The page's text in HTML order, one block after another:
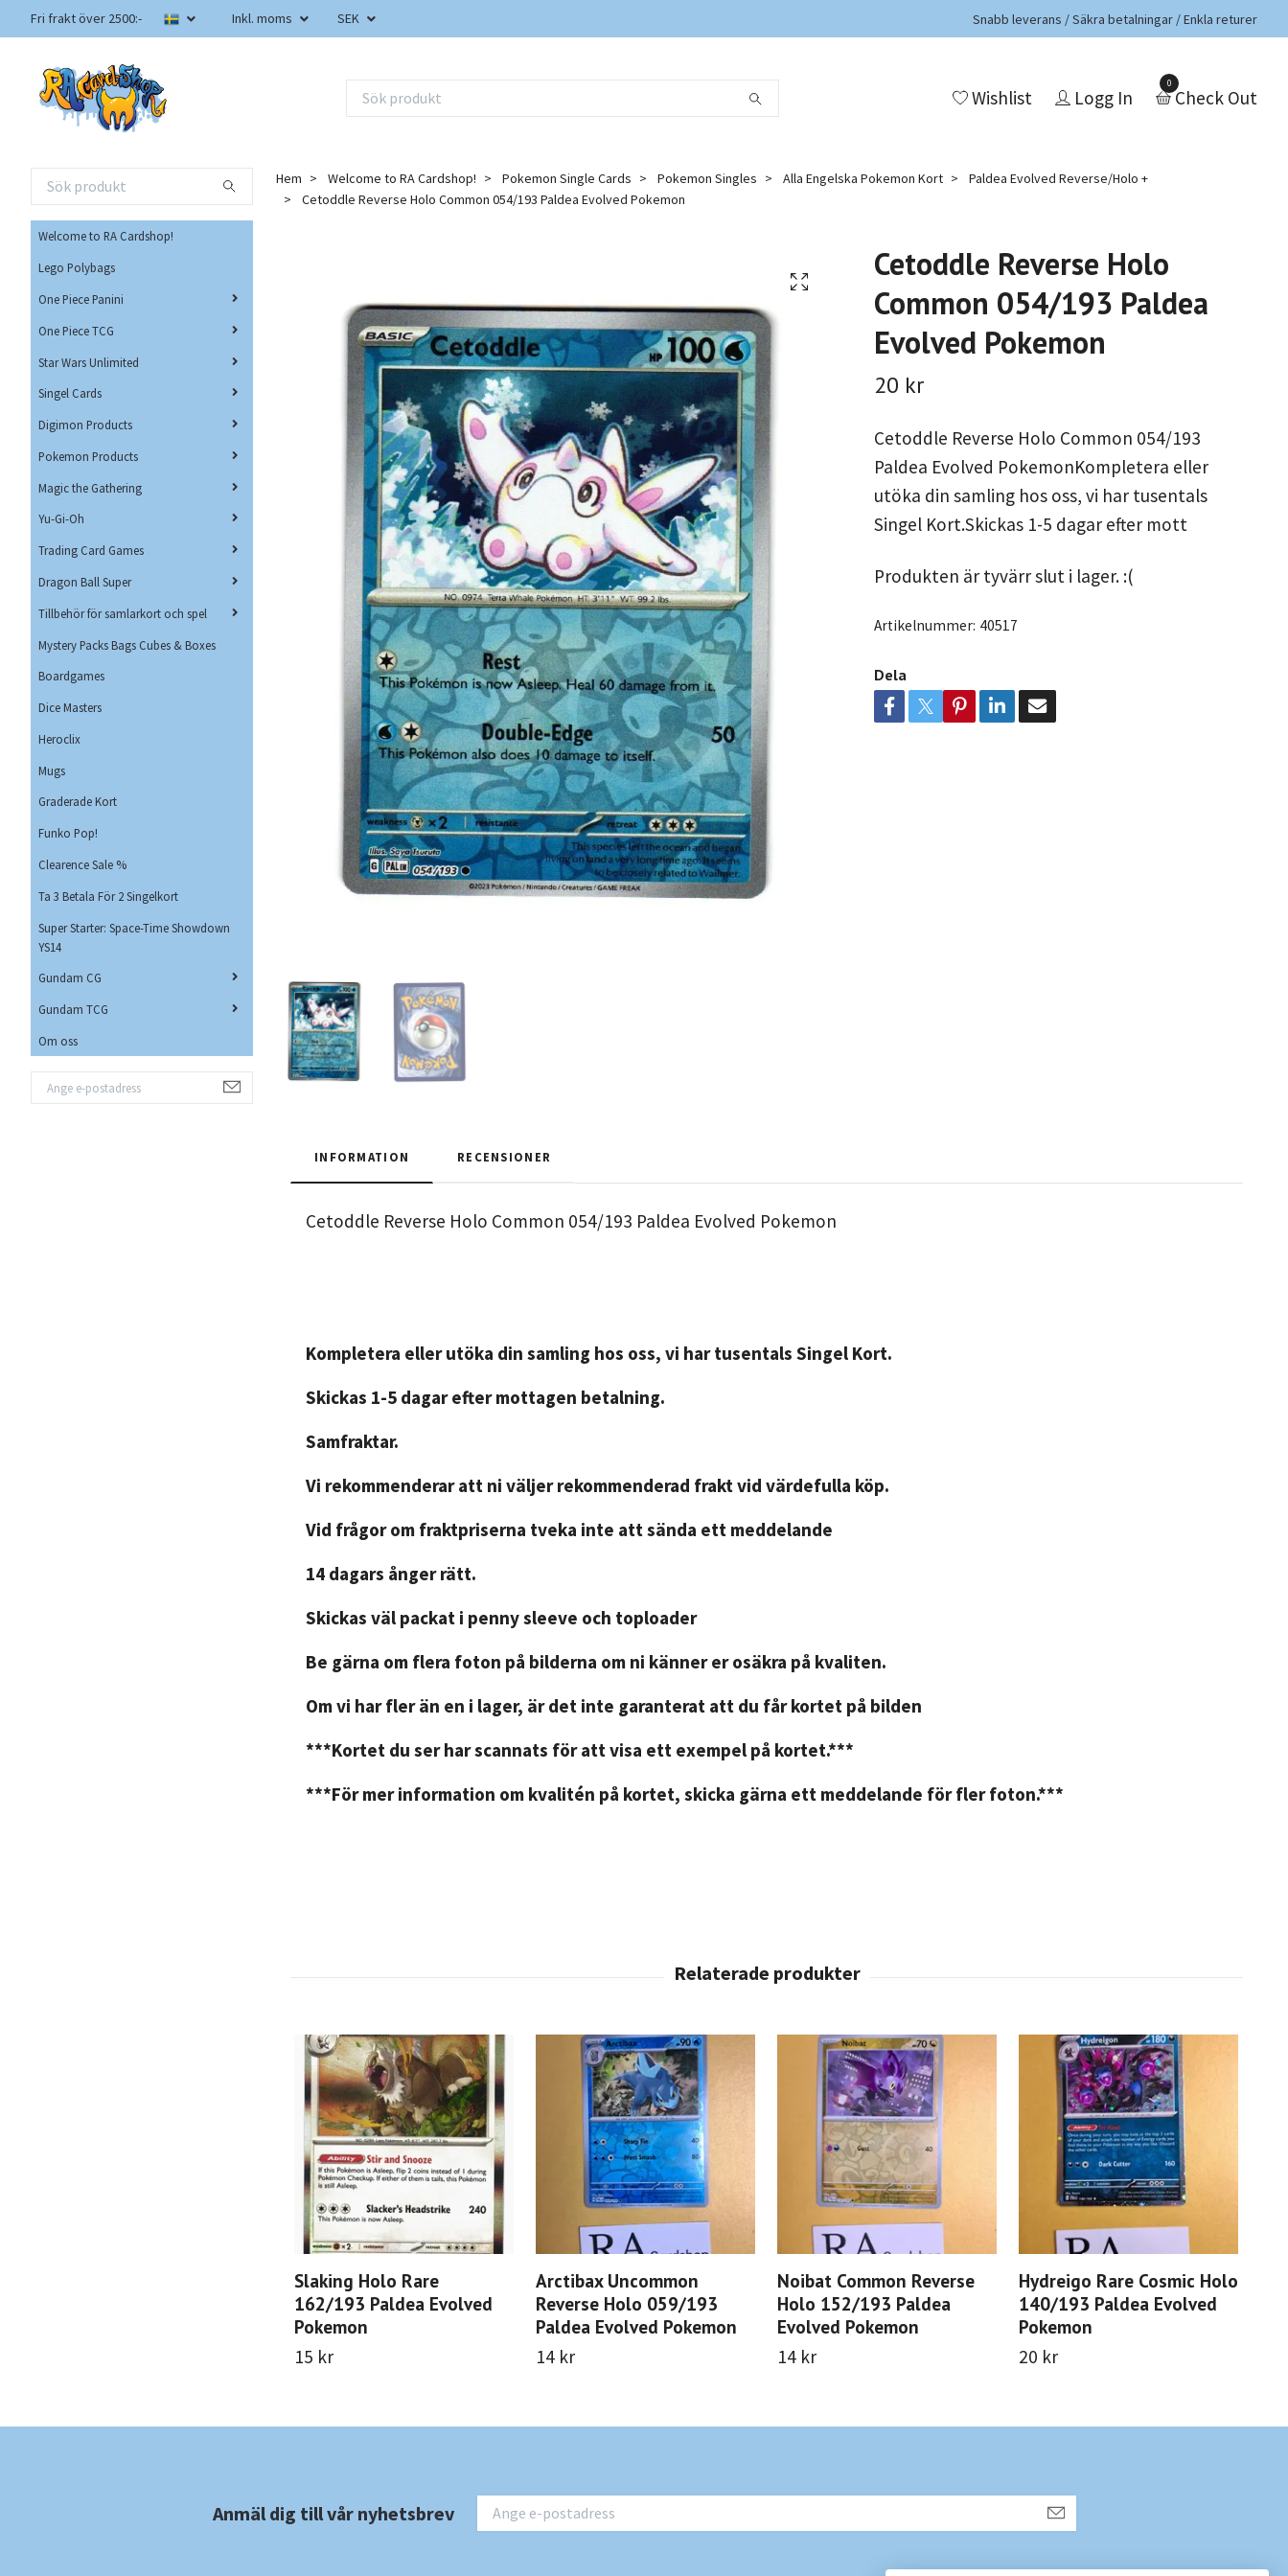
Fri frakt över 2500:- Inkl. moms SEK Snabb leverans / Säkra betalningar / Enkla returer
Wishlist Logg In
0
Check Out
Welcome to RA Cardshop!
Lego Polybags
One Piece Panini
One Piece TCG
Star Wars Unlimited
Singel Cards
Digimon Products
Pokemon Products
Magic the Gathering
Yu-Gi-Oh
Trading Card Games
Dragon Ball Super
Tillbehör för samlarkort och spel
Mystery Packs Bags Cubes & Boxes
Boardgames
Dice Masters
Heroclix
Mugs
Graderade Kort
Funko Pop!
Clearence Sale %
Ta 3 Betala För 2 Singelkort
Super Starter: Space-Time Showdown
YS14
Gundam CG
Gundam TCG
Om oss
Hem Welcome to RA Cardshop! Pokemon Single Cards Pokemon Singles Alla Engelska Pokemon Kort
Paldea Evolved Reverse/Holo +
Cetoddle Reverse Holo Common 054/193 Paldea Evolved Pokemon
Cetoddle Reverse Holo
Common 054/193 Paldea
Evolved Pokemon
20 kr
Cetoddle Reverse Holo Common 054/193
Paldea Evolved PokemonKompletera eller
utöka din samling hos oss, vi har tusentals
Singel Kort.Skickas 1-5 dagar efter mott
Produkten är tyvärr slut i lager. :(
Artikelnummer: 40517
Dela
INFORMATION RECENSIONER
Cetoddle Reverse Holo Common 054/193 Paldea Evolved Pokemon
Kompletera eller utöka din samling hos oss, vi har tusentals Singel Kort.
Skickas 1-5 dagar efter mottagen betalning.
Samfraktar.
Vi rekommenderar att ni väljer rekommenderad frakt vid värdefulla köp.
Vid frågor om fraktpriserna tveka inte att sända ett meddelande
14 dagars ånger rätt.
Skickas väl packat i penny sleeve och toploader
Be gärna om flera foton på bilderna om ni känner er osäkra på kvaliten.
Om vi har fler än en i lager, är det inte garanterat att du får kortet på bilden
***Kortet du ser har scannats för att visa ett exempel på kortet.***
***För mer information om kvalitén på kortet, skicka gärna ett meddelande för fler foton.***
Slaking Holo Rare
162/193 Paldea Evolved
Pokemon
15 kr
Arctibax Uncommon
Reverse Holo 059/193
Paldea Evolved Pokemon
14 kr
Noibat Common Reverse
Holo 152/193 Paldea
Evolved Pokemon
14 kr
Hydreigo Rare Cosmic Holo
140/193 Paldea Evolved
Pokemon
20 kr
Anmäl dig till vår nyhetsbrev